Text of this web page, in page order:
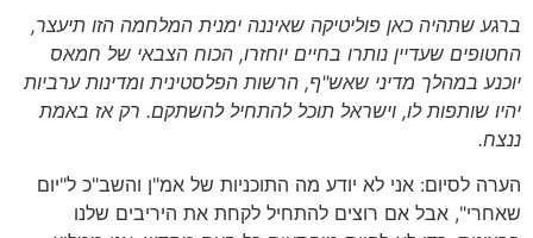
ברגע שתהיה כאן פוליטיקה שאיננה ימנית המלחמה הזו תיעצר,
החטופים שעדיין נותרו בחיים יוחזרו, הכוח הצבאי של חמאס
יוכנע במהלך מדיני שאש"ף, הרשות הפלסטינית ומדינות ערביות
יהיו שותפות לו, וישראל תוכל להתחיל להשתקם. רק אז באמת
ננצח.
הערה לסיום: אני לא יודע מה התוכניות של אמ"ן והשב"כ ל"יום
שאחרי", אבל אם רוצים להתחיל לקחת את היריבים שלנו